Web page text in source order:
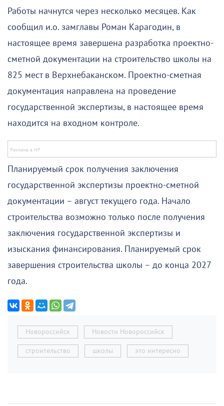
Работы начнутся через несколько месяцев. Как
сообщил и.о. замглавы Роман Карагодин, в
настоящее время завершена разработка проектно-
сметной документации на строительство школы на
825 мест в Верхнебаканском. Проектно-сметная
документация направлена на проведение
государственной экспертизы, в настоящее время
находится на входном контроле.
Планируемый срок получения заключения
государственной экспертизы проектно-сметной
документации – август текущего года. Начало
строительства возможно только после получения
заключения государственной экспертизы и
изыскания финансирования. Планируемый срок
завершения строительства школы – до конца 2027
года.
Новороссийск Новости Новороссийск
строительство школы это интересно